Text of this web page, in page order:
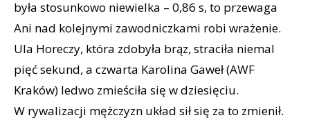
była stosunkowo niewielka – 0,86 s, to przewaga
Ani nad kolejnymi zawodniczkami robi wrażenie.
Ula Horeczy, która zdobyła brąz, straciła niemal
pięć sekund, a czwarta Karolina Gaweł (AWF
Kraków) ledwo zmieściła się w dziesięciu.
W rywalizacji mężczyzn układ sił się za to zmienił.